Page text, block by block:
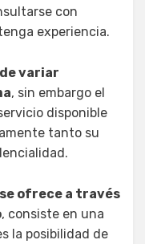
con
experiencia.
variar
, sin embargo el
disponible
tanto su
ofrece a través
, consiste en una
la posibilidad de